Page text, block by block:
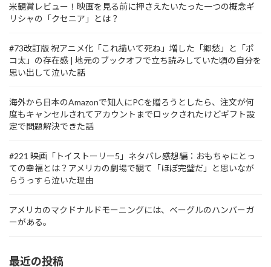
米観賞レビュー！映画を見る前に押さえたいたった一つの概念ギ
リシャの「クセニア」とは？
#73改訂版 祝アニメ化「これ描いて死ね」増した「郷愁」と「ポ
コ太」の存在感 | 地元のブックオフで立ち読みしていた頃の自分を
思い出して泣いた話
海外から日本のAmazonで知人にPCを贈ろうとしたら、注文が何
度もキャンセルされてアカウントまでロックされたけどギフト設
定で問題解決できた話
#221 映画「トイストーリー5」ネタバレ感想編：おもちゃにとっ
ての幸福とは？アメリカの劇場で観て「ほぼ完璧だ」と思いなが
らうっすら泣いた理由
アメリカのマクドナルドモーニングには、ベーグルのハンバーガ
ーがある。
最近の投稿